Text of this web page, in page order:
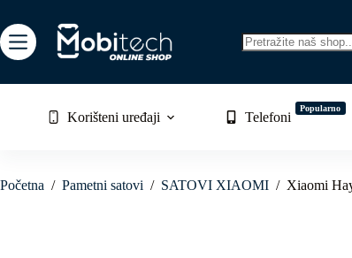
to
content
Korišteni uređaji Telefoni
Popularno
Početna / Pametni satovi / SATOVI XIAOMI / Xiaomi